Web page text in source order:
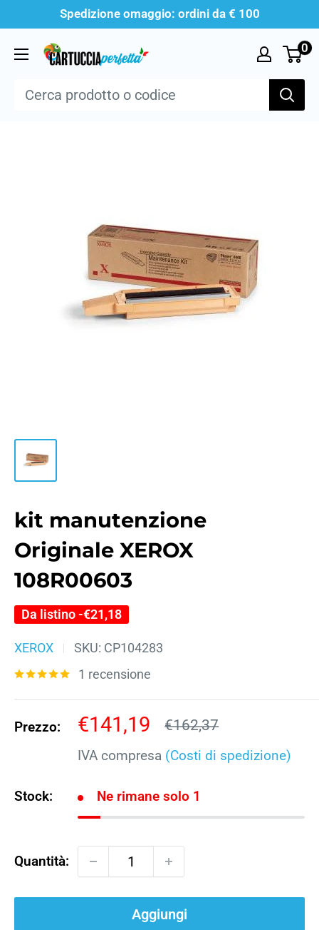
contenuto
Spedizione omaggio: ordini da € 100
Cartucciaperfetta 0
kit manutenzione
Originale XEROX
108R00603
Da listino -€21,18
XEROX SKU: CP104283
1 recensione
Prezzo:
Prezzo
scontato
€141,19 Prezzo
€162,37
IVA compresa (Costi di spedizione)
Stock: Ne rimane solo 1
Quantità:
Aggiungi